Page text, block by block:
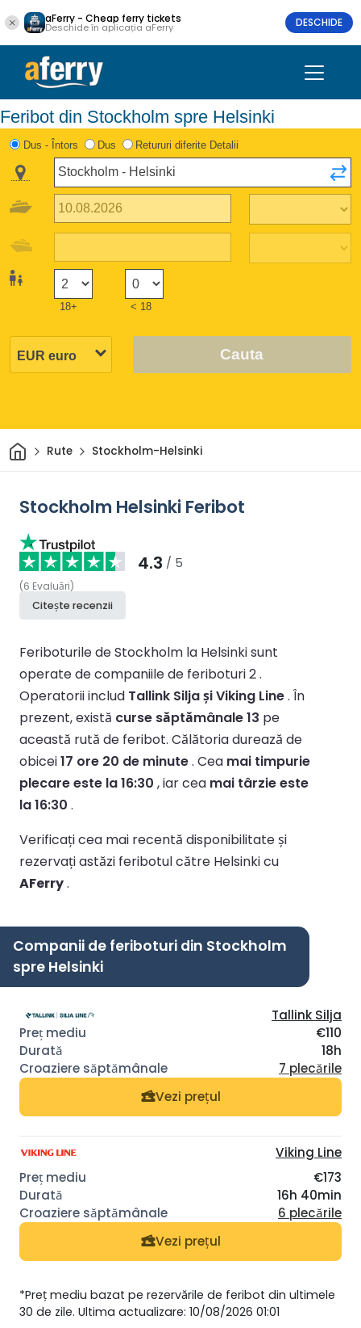
aFerry - Cheap ferry tickets
Deschide în aplicația aFerry DESCHIDE
Feribot din Stockholm spre Helsinki
Dus - Întors Dus Retururi diferite Detalii
18+ < 18
Cauta
AcasăRute Stockholm-Helsinki
Stockholm Helsinki Feribot
4.3 / 5
(6 Evaluări)
Citește recenzii
Feriboturile de Stockholm la Helsinki sunt
operate de companiile de feriboturi 2 .
Operatorii includ Tallink Silja și Viking Line. În
prezent, există curse săptămânale 13 pe
această rută de feribot. Călătoria durează de
obicei17 ore 20 de minute. Cea mai timpurie
plecare este la 16:30 , iar cea mai târzie este
la 16:30 .
Verificați cea mai recentă disponibilitate și
rezervați astăzi feribotul către Helsinki cu
AFerry.
Companii de feriboturi din Stockholm
spre Helsinki
Tallink Silja
€110
18h
7 plecările
Vezi prețul
Viking Line
€173
16h 40min
6 plecările
Vezi prețul
*Preț mediu bazat pe rezervările de feribot din ultimele
30 de zile. Ultima actualizare: 10/08/2026 01:01